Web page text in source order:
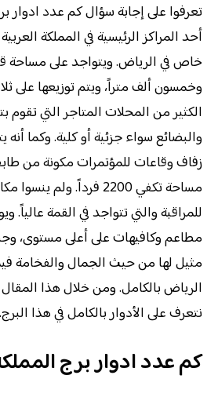
تعرفوا على إجابة سؤال كم عدد ادوار
أحد المراكز الرئيسية في المملكة
خاص في الرياض. ويتواجد على مساحة
وخمسون ألف متراً، ويتم توزيعها على
الكثير من المحلات المتاجر التي تقوم
والبضائع سواء جزئية أو كلية. وكما أنه
زفاف وقاعات للمؤتمرات مكونة من
مساحة تكفي 2200 فرداً. ولم
للمراقبة والتي تتواجد في القمة عالياً.
مطاعم وكافيهات على أعلى مستوى،
مثيل لها من حيث الجمال والفخامة
الرياض بالكامل. ومن خلال هذا
نتعرف على الأدوار بالكامل في هذا البرج.
كم عدد ادوار برج